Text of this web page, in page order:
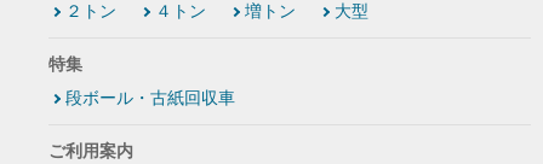
２トン
４トン 増トン 大型
特集
段ボール・古紙回収車
ご利用案内